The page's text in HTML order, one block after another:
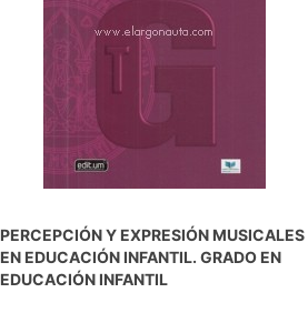
PERCEPCIÓN Y EXPRESIÓN MUSICALES
EN EDUCACIÓN INFANTIL. GRADO EN
EDUCACIÓN INFANTIL